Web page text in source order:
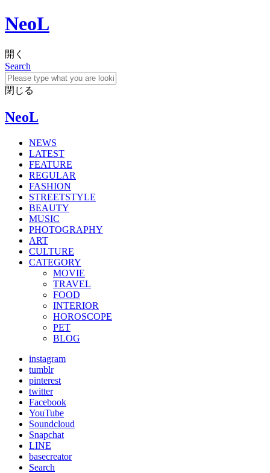
NeoL
開く
Search
閉じる
NeoL
NEWS
LATEST
FEATURE
REGULAR
FASHION
STREETSTYLE
BEAUTY
MUSIC
PHOTOGRAPHY
ART
CULTURE
CATEGORY
MOVIE
TRAVEL
FOOD
INTERIOR
HOROSCOPE
PET
BLOG
instagram
tumblr
pinterest
twitter
Facebook
YouTube
Soundcloud
Snapchat
LINE
basecreator
Search